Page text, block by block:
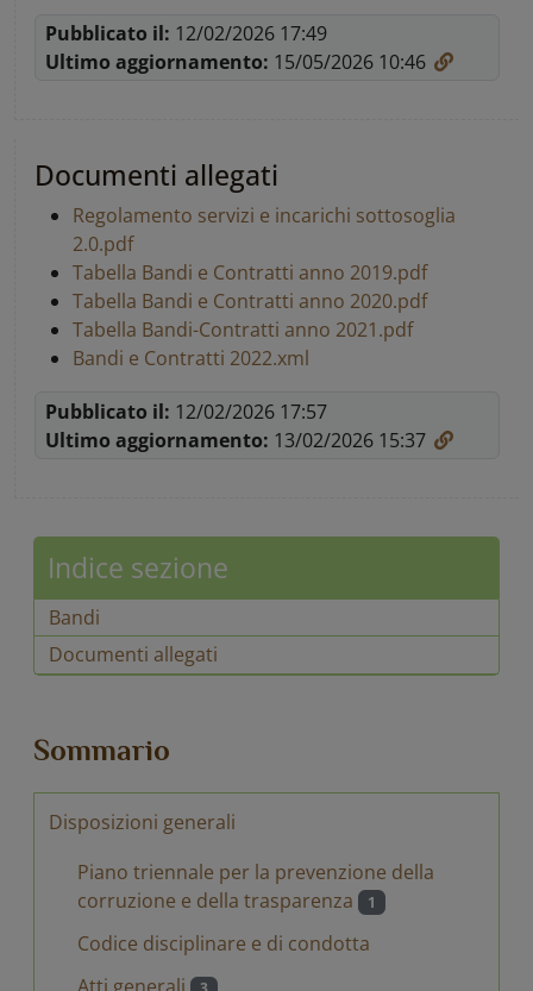
Pubblicato il: 12/02/2026 17:49
Ultimo aggiornamento: 15/05/2026 10:46
Documenti allegati
Regolamento servizi e incarichi sottosoglia
2.0.pdf
Tabella Bandi e Contratti anno 2019.pdf
Tabella Bandi e Contratti anno 2020.pdf
Tabella Bandi-Contratti anno 2021.pdf
Bandi e Contratti 2022.xml
Pubblicato il: 12/02/2026 17:57
Ultimo aggiornamento: 13/02/2026 15:37
Indice sezione
Bandi
Documenti allegati
Sommario
Disposizioni generali
Piano triennale per la prevenzione della
corruzione e della trasparenza
1
Codice disciplinare e di condotta